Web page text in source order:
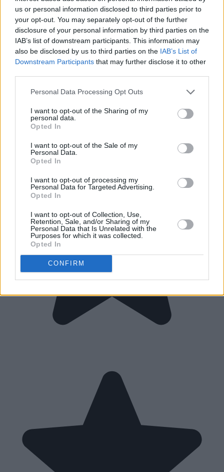
us or personal information disclosed to third parties prior to
your opt-out. You may separately opt-out of the further
disclosure of your personal information by third parties on the
IAB’s list of downstream participants. This information may
also be disclosed by us to third parties on the IAB’s List of
Downstream Participants that may further disclose it to other
Personal Data Processing Opt Outs
I want to opt-out of the Sharing of my
personal data.
Opted In
I want to opt-out of the Sale of my
Personal Data.
Opted In
I want to opt-out of processing my
Personal Data for Targeted Advertising.
Opted In
I want to opt-out of Collection, Use,
Retention, Sale, and/or Sharing of my
Personal Data that Is Unrelated with the
Purposes for which it was collected.
Opted In
CONFIRM